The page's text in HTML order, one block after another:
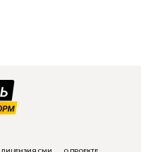
ЛИЦЕНЗИЯ СМИ О ПРОЕКТЕ